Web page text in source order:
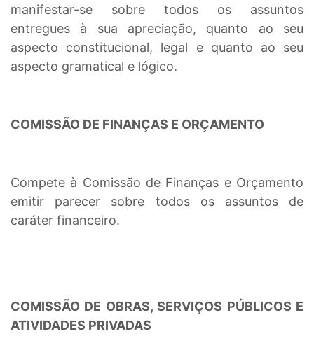
manifestar-se sobre todos os assuntos
entregues à sua apreciação, quanto ao seu
aspecto constitucional, legal e quanto ao seu
aspecto gramatical e lógico.
COMISSÃO DE FINANÇAS E ORÇAMENTO
Compete à Comissão de Finanças e Orçamento
emitir parecer sobre todos os assuntos de
caráter financeiro.
COMISSÃO DE OBRAS, SERVIÇOS PÚBLICOS E
ATIVIDADES PRIVADAS